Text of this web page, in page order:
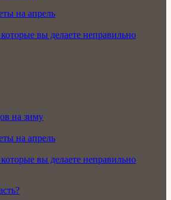
на апрель
вы делаете неправильно
на зиму
на апрель
вы делаете неправильно